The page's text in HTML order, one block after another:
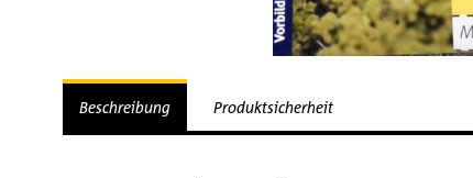
Beschreibung Produktsicherheit